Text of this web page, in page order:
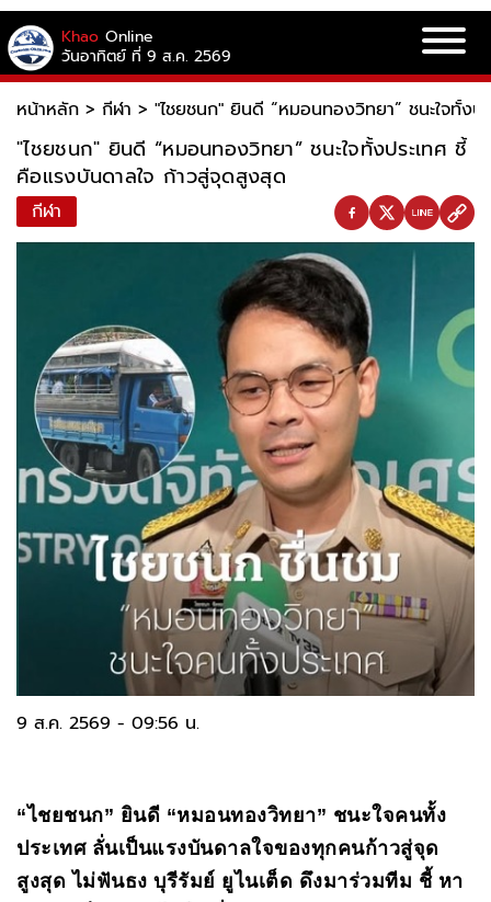
Khao Online
วันอาทิตย์ ที่ 9 ส.ค. 2569
หน้าหลัก > กีฬา > "ไชยชนก" ยินดี “หมอนทองวิทยา” ชนะใจทั้ง
"ไชยชนก" ยินดี “หมอนทองวิทยา” ชนะใจทั้งประเทศ ชี้
คือแรงบันดาลใจ ก้าวสู่จุดสูงสุด
กีฬา
9 ส.ค. 2569 - 09:56 น.
“ไชยชนก” ยินดี “หมอนทองวิทยา” ชนะใจคนทั้ง
ประเทศ ลั่นเป็นแรงบันดาลใจของทุกคนก้าวสู่จุด
สูงสุด ไม่ฟันธง บุรีรัมย์ ยูไนเต็ด ดึงมาร่วมทีม ชี้ หา